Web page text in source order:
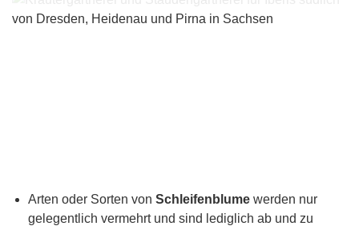
Arten oder Sorten von Schleifenblume werden nur
gelegentlich vermehrt und sind lediglich ab und zu